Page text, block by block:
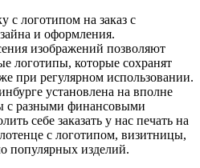
с логотипом на заказ с
и оформления.
изображений позволяют
логотипы, которые сохранят
при регулярном использовании.
установлена на вполне
с разными финансовыми
себе заказать у нас печать на
с логотипом, визитницы,
популярных изделий.